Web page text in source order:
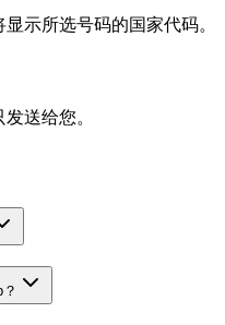
示所选号码的国家代码。
送给您。